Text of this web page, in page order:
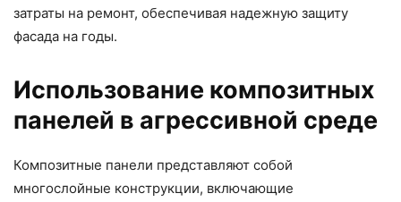
затраты на ремонт, обеспечивая надежную защиту
фасада на годы.
Использование композитных
панелей в агрессивной среде
Композитные панели представляют собой
многослойные конструкции, включающие